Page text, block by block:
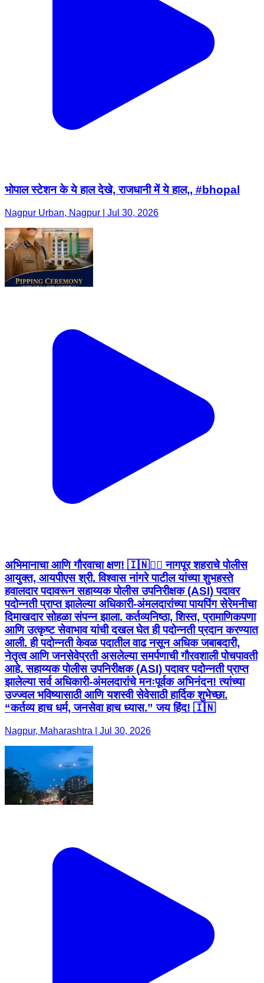
भोपाल स्टेशन के ये हाल देखे, राजधानी में ये हाल,, #bhopal
Nagpur Urban, Nagpur | Jul 30, 2026
अभिमानाचा आणि गौरवाचा क्षण! 🇮🇳👮‍♂️ नागपूर शहराचे पोलीस
आयुक्त, आयपीएस श्री. विश्वास नांगरे पाटील यांच्या शुभहस्ते
हवालदार पदावरून सहाय्यक पोलीस उपनिरीक्षक (ASI) पदावर
पदोन्नती प्राप्त झालेल्या अधिकारी-अंमलदारांच्या पायपिंग सेरेमनीचा
दिमाखदार सोहळा संपन्न झाला. कर्तव्यनिष्ठा, शिस्त, प्रामाणिकपणा
आणि उत्कृष्ट सेवाभाव यांची दखल घेत ही पदोन्नती प्रदान करण्यात
आली. ही पदोन्नती केवळ पदातील वाढ नसून अधिक जबाबदारी,
नेतृत्व आणि जनसेवेप्रती असलेल्या समर्पणाची गौरवशाली पोचपावती
आहे. सहाय्यक पोलीस उपनिरीक्षक (ASI) पदावर पदोन्नती प्राप्त
झालेल्या सर्व अधिकारी-अंमलदारांचे मनःपूर्वक अभिनंदन! त्यांच्या
उज्ज्वल भविष्यासाठी आणि यशस्वी सेवेसाठी हार्दिक शुभेच्छा.
“कर्तव्य हाच धर्म, जनसेवा हाच ध्यास.” जय हिंद! 🇮🇳
Nagpur, Maharashtra | Jul 30, 2026